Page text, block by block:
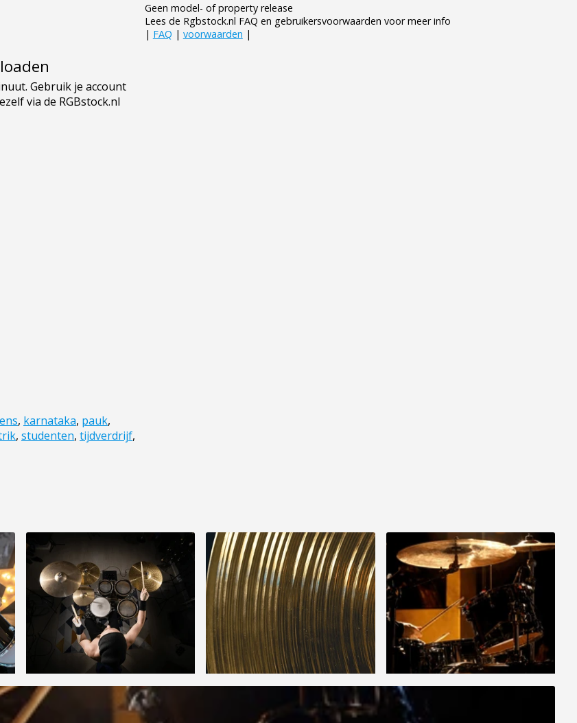
, karnataka, pauk,
, studenten, tijdverdrijf,
Geen model- of property release
Lees de Rgbstock.nl FAQ en gebruikersvoorwaarden voor meer info
| FAQ | voorwaarden |